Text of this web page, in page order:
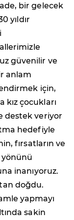
bir gelecek
yıldır
güvenilir ve
anlam
için,
çocukları
destek veriyor
hedefiyle
fırsatların ve
yönünü
inanıyoruz.
doğdu.
yapmayı
sakin